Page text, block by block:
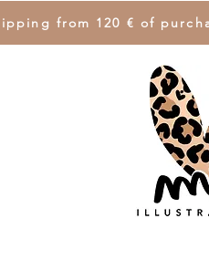
from 120 € of